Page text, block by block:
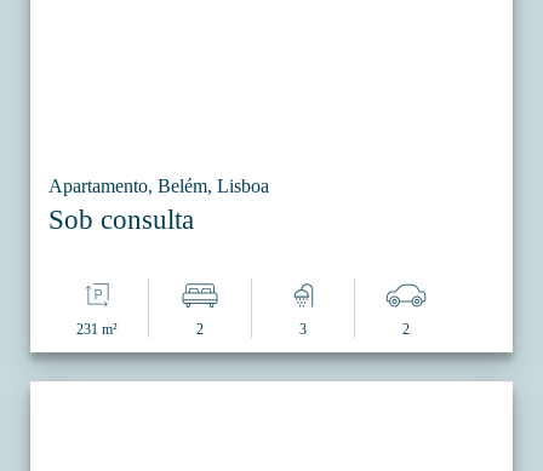
Apartamento, Belém, Lisboa
Sob consulta
231 m² 2 3 2